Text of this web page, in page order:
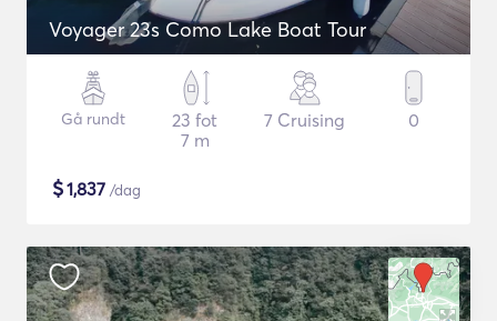
Voyager 23s Como Lake Boat Tour
Gå rundt
23 fot
7 m
7 Cruising 0
$1,837 /dag